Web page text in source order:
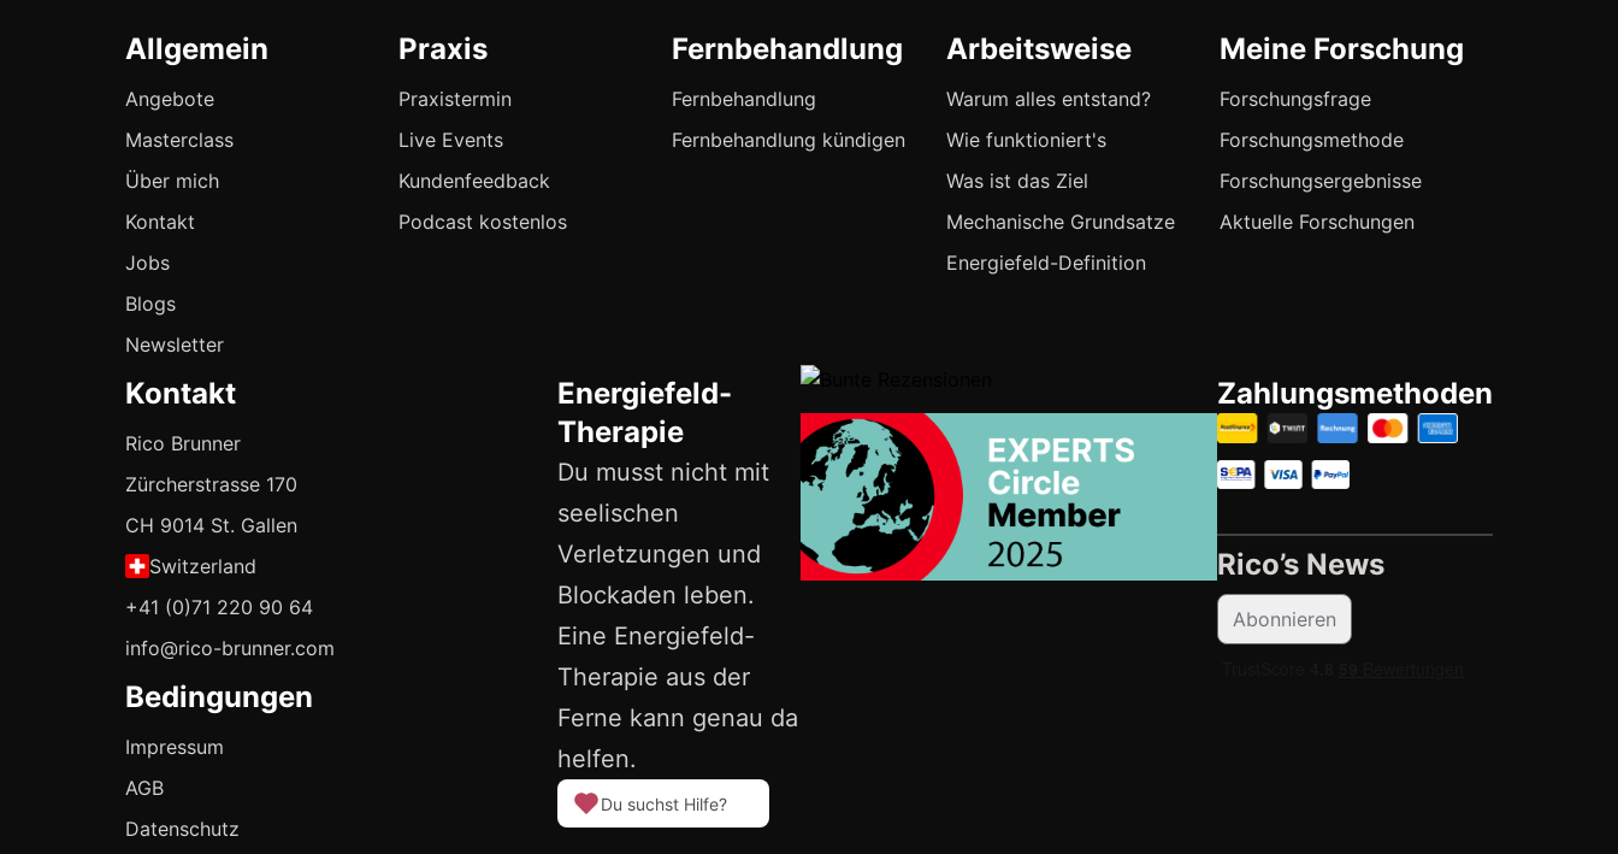
Allgemein
Angebote
Masterclass
Über mich
Kontakt
Jobs
Blogs
Newsletter
Praxis
Praxistermin
Live Events
Kundenfeedback
Podcast kostenlos
Fernbehandlung
Fernbehandlung
Fernbehandlung kündigen
Arbeitsweise
Warum alles entstand?
Wie funktioniert's
Was ist das Ziel
Mechanische Grundsatze
Energiefeld-Definition
Meine Forschung
Forschungsfrage
Forschungsmethode
Forschungsergebnisse
Aktuelle Forschungen
Kontakt
Rico Brunner
Zürcherstrasse 170
CH 9014 St. Gallen
Switzerland
+41 (0)71 220 90 64
info@rico-brunner.com
Bedingungen
Impressum
AGB
Datenschutz
Energiefeld-
Therapie
Du musst nicht mit
seelischen
Verletzungen und
Blockaden leben.
Eine Energiefeld-
Therapie aus der
Ferne kann genau da
helfen.
Du suchst Hilfe?
Zahlungsmethoden
Rico’s News
Abonnieren